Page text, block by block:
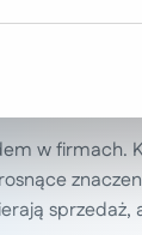
w firmach.